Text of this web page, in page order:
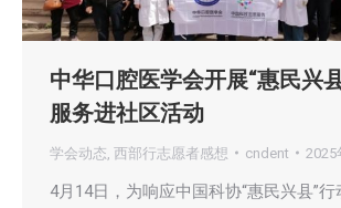
中华口腔医学会开展“惠民兴
服务进社区活动
学会动态 西部行志愿者感想 cndent 2025
4月14日，为响应中国科协“惠民兴县”